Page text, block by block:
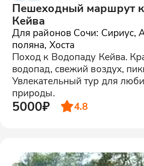
Пешеходный маршрут
Кейва
Для районов Сочи: Сириус,
поляна, Хоста
Поход к Водопаду Кейва.
водопад, свежий воздух,
Увлекательный тур для
природы.
5000₽ 4.8